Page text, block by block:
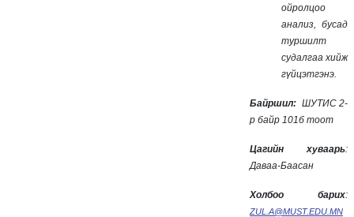
ойролцоо
анализ, бусад
туршилт
судалгаа хийж
гүйцэтгэнэ.
Байршил: ШУТИС 2-
р байр 101б тоот
Цагийн хуваарь:
Даваа-Баасан
Холбоо барих:
ZUL.A@MUST.EDU.MN